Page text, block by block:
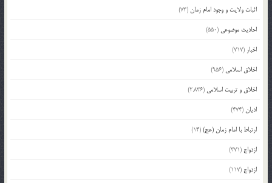
اثبات ولایت و وجود امام زمان(73)
احادیث موضوعی (550)
اخبار (717)
اخلاق اسلامی (956)
اخلاق و تربیت اسلامی (2,836)
ادیان(474)
ارتباط با امام زمان (عج)(14)
ازدواج (371)
ازدواج (117)